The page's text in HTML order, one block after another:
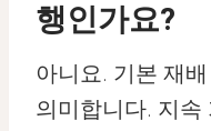
행인가요?
아니요. 기본 재
의미합니다. 지속